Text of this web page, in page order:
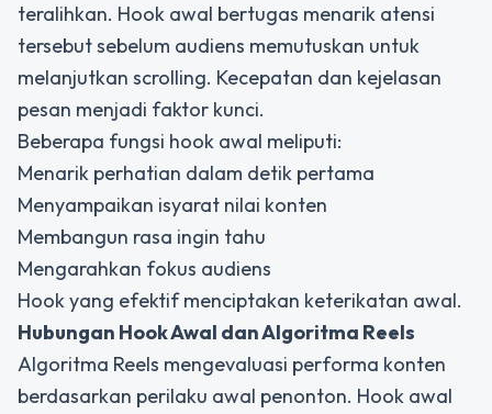
teralihkan. Hook awal bertugas menarik atensi
tersebut sebelum audiens memutuskan untuk
melanjutkan scrolling. Kecepatan dan kejelasan
pesan menjadi faktor kunci.
Beberapa fungsi hook awal meliputi:
Menarik perhatian dalam detik pertama
Menyampaikan isyarat nilai konten
Membangun rasa ingin tahu
Mengarahkan fokus audiens
Hook yang efektif menciptakan keterikatan awal.
Hubungan Hook Awal dan Algoritma Reels
Algoritma Reels mengevaluasi performa konten
berdasarkan perilaku awal penonton. Hook awal